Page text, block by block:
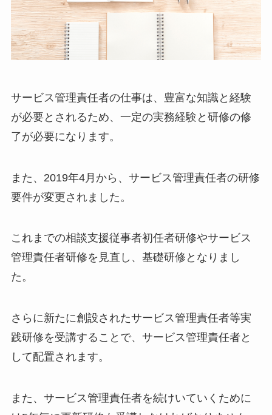
サービス管理責任者の仕事は、豊富な知識と経験
が必要とされるため、一定の実務経験と研修の修
了が必要になります。
また、2019年4月から、サービス管理責任者の研修
要件が変更されました。
これまでの相談支援従事者初任者研修やサービス
管理責任者研修を見直し、基礎研修となりまし
た。
さらに新たに創設されたサービス管理責任者等実
践研修を受講することで、サービス管理責任者と
して配置されます。
また、サービス管理責任者を続けいていくために